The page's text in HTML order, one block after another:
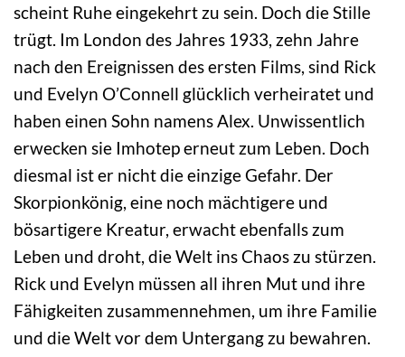
scheint Ruhe eingekehrt zu sein. Doch die Stille
trügt. Im London des Jahres 1933, zehn Jahre
nach den Ereignissen des ersten Films, sind Rick
und Evelyn O’Connell glücklich verheiratet und
haben einen Sohn namens Alex. Unwissentlich
erwecken sie Imhotep erneut zum Leben. Doch
diesmal ist er nicht die einzige Gefahr. Der
Skorpionkönig, eine noch mächtigere und
bösartigere Kreatur, erwacht ebenfalls zum
Leben und droht, die Welt ins Chaos zu stürzen.
Rick und Evelyn müssen all ihren Mut und ihre
Fähigkeiten zusammennehmen, um ihre Familie
und die Welt vor dem Untergang zu bewahren.